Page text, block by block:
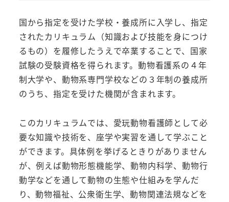
国から指定を受けた学校・養成所に入学し、指定
されたカリキュラム（知識および技能を身につけ
るもの）を履修したうえで卒業することで、国家
試験の受験資格を得られます。動物看護系の４年
制大学や、動物系専門学校などの３年制の養成所
のうち、指定を受けた機関が含まれます。
このカリキュラムでは、愛玩動物看護師として必
要な知識や技術を、座学や実習を通して学ぶこと
ができます。具体例を挙げるときりがありません
が、例えば動物形態機能学、動物内科学、動物行
動学などを通して動物の生態や仕組みを学んだ
り、動物福祉、公衆衛生学、動物関連法規などを